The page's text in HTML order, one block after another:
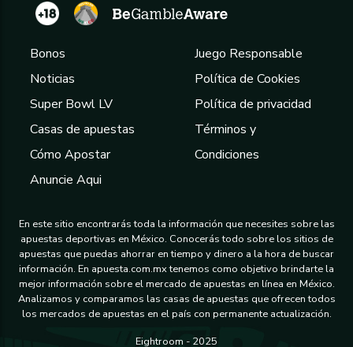
Bonos
Noticias
Super Bowl LV
Casas de apuestas
Cómo Apostar
Anuncie Aqui
Juego Responsable
Política de Cookies
Política de privacidad
Términos y
Condiciones
En este sitio encontrarás toda la información que necesites sobre las
apuestas deportivas en México. Conocerás todo sobre los sitios de
apuestas que puedas ahorrar en tiempo y dinero a la hora de buscar
información. En apuesta.com.mx tenemos como objetivo brindarte la
mejor información sobre el mercado de apuestas en línea en México.
Analizamos y comparamos las casas de apuestas que ofrecen todos
los mercados de apuestas en el país con permanente actualización.
Eightroom - 2025